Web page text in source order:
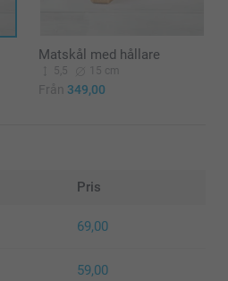
Matskål med hållare
5,5 15 cm
Från 349,00
Pris
69,00
59,00